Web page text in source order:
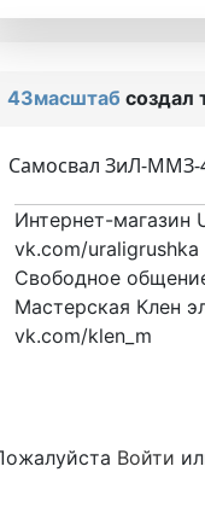
43масштаб создал
Самосвал ЗиЛ-ММЗ-
Интернет-магазин
vk.com/uraligrushka
Свободное
Мастерская Клен
vk.com/klen_m
Войти